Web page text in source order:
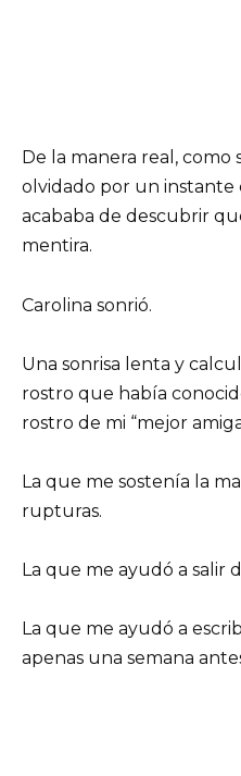
De la manera real, como
olvidado por un
acababa de descubrir
mentira.
Carolina sonrió.
Una sonrisa lenta y
rostro que había
rostro de mi “mejor
La que me sostenía la
rupturas.
La que me ayudó a salir
La que me ayudó a
apenas una semana